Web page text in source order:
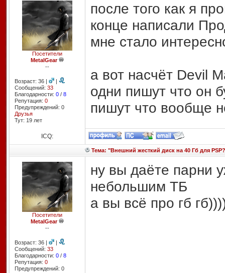
Посетители
MetalGear
--
Возраст: 36 |
|
Сообщений: 33
Благодарности: 0/ 8
Репутация: 0
Предупреждений: 0
Друзья
Тут: 19 лет
после того как я
конце написали
мне стало
а вот насчёт Devil
одни пишут что он
пишут что вообще
ICQ:
Тема: "Внешний жесткий диск на 40 Гб для
Посетители
MetalGear
--
Возраст: 36 |
|
Сообщений: 33
Благодарности: 0/ 8
Репутация: 0
Предупреждений: 0
ну вы даёте парни
небольшим ТБ
а вы всё про гб